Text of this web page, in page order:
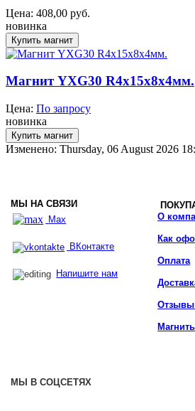
Цена: 408,00 руб.
новинка
Магнит YXG30 R4х15x8x4мм.
Цена: По запросу
новинка
Изменено: Thursday, 06 August 2026
МЫ НА СВЯЗИ
Max
ВКонтакте
Напишите нам
О
Как
Оплата
Отзывы
МЫ В СОЦСЕТЯХ